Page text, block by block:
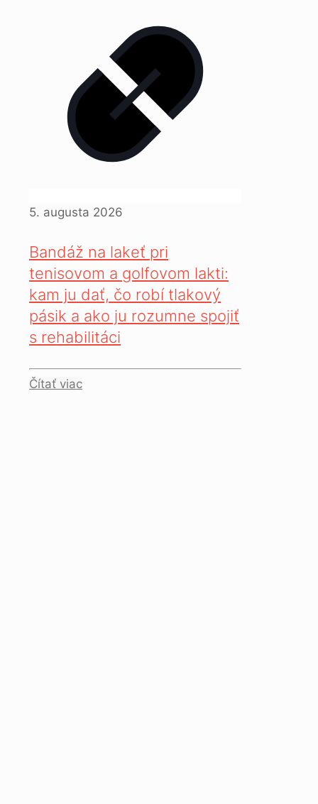
5. augusta 2026
Bandáž na lakeť pri
tenisovom a golfovom lakti:
kam ju dať, čo robí tlakový
pásik a ako ju rozumne spojiť
s rehabilitáci
Čítať viac